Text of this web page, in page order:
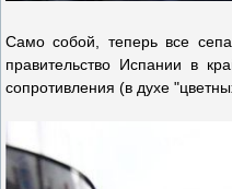
Само собой, теперь все
правительство Испании в
сопротивления (в духе